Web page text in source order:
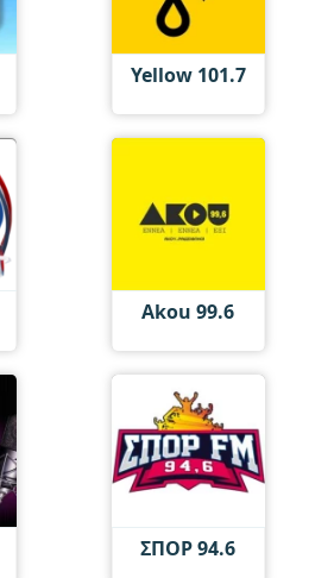
Yellow 101.7
Akou 99.6
ΣΠΟΡ 94.6